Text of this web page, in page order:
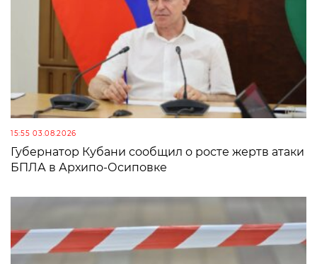
15:55 03.08.2026
Губернатор Кубани сообщил о росте жертв атаки
БПЛА в Архипо-Осиповке